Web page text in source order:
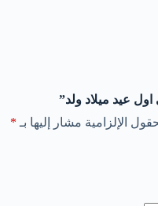
عيد ميلاد ولد”
الإلزامية مشار إليها بـ *